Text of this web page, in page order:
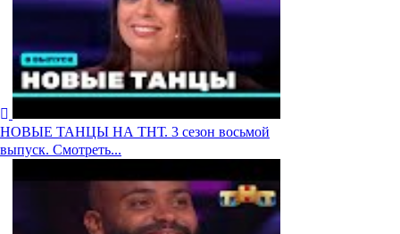
НОВЫЕ ТАНЦЫ НА ТНТ. 3 сезон восьмой
выпуск. Смотреть...